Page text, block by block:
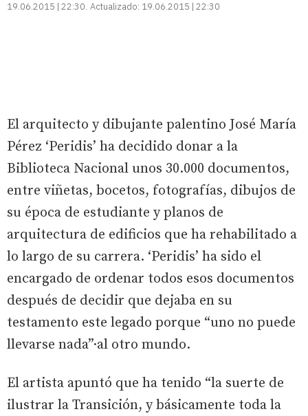
19.06.2015 | 22:30 Actualizado: 19.06.2015 | 22:30
El arquitecto y dibujante palentino José María
Pérez ‘Peridis’ ha decidido donar a la
Biblioteca Nacional unos 30.000 documentos,
entre viñetas, bocetos, fotografías, dibujos de
su época de estudiante y planos de
arquitectura de edificios que ha rehabilitado a
lo largo de su carrera. ‘Peridis’ ha sido el
encargado de ordenar todos esos documentos
después de decidir que dejaba en su
testamento este legado porque “uno no puede
llevarse nada”·al otro mundo.
El artista apuntó que ha tenido “la suerte de
ilustrar la Transición, y básicamente toda la